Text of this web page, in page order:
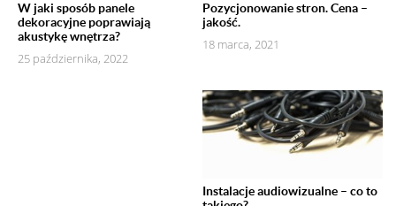
W jaki sposób panele
dekoracyjne poprawiają
akustykę wnętrza?
25 października, 2022
Pozycjonowanie stron. Cena –
jakość.
18 marca, 2021
Instalacje audiowizualne – co to